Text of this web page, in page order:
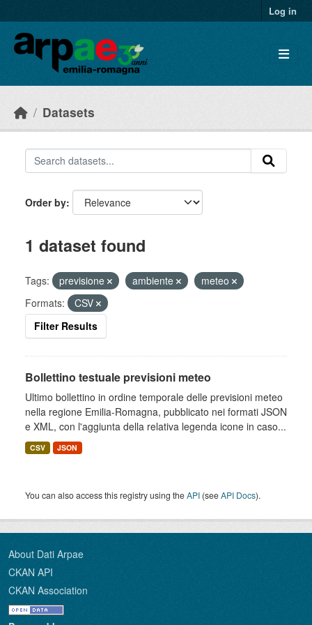
Log in
Datasets
Order by
1 dataset found
Tags: previsione ambiente
meteo
Formats:
CSV
Filter Results
Bollettino testuale previsioni meteo
Ultimo bollettino in ordine temporale delle previsioni meteo
nella regione Emilia-Romagna, pubblicato nei formati JSON
e XML, con l'aggiunta della relativa legenda icone in caso...
CSV JSON
You can also access this registry using theAPI (seeAPI Docs).
About Dati Arpae
CKAN API
CKAN Association